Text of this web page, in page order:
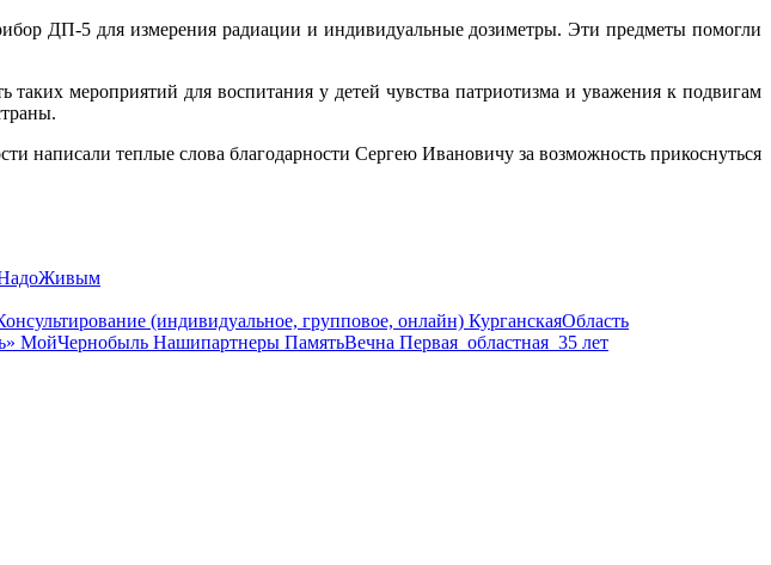
ДП-5 для измерения радиации и индивидуальные дозиметры. Эти предметы помогли
мероприятий для воспитания у детей чувства патриотизма и уважения к подвигам
написали теплые слова благодарности Сергею Ивановичу за возможность прикоснуться
(индивидуальное, групповое, онлайн) КурганскаяОбласть
МойЧернобыль Нашипартнеры ПамятьВечна Первая_областная_35 лет